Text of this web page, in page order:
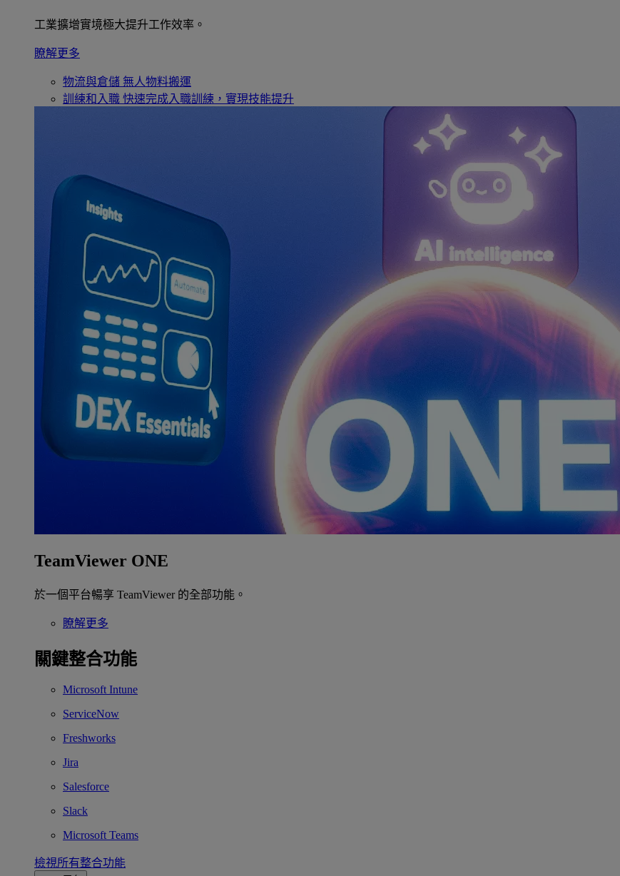
工業擴增實境極大提升工作效率。
瞭解更多
物流與倉儲 無人物料搬運
訓練和入職 快速完成入職訓練，實現技能提升
TeamViewer ONE
於一個平台暢享 TeamViewer 的全部功能。
瞭解更多
關鍵整合功能
Microsoft Intune
ServiceNow
Freshworks
Jira
Salesforce
Slack
Microsoft Teams
檢視所有整合功能